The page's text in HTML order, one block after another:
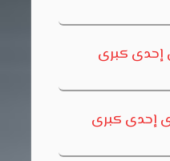
إحدى كبرى
إحدى كبرى